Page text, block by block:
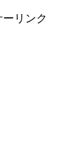
ーリンク